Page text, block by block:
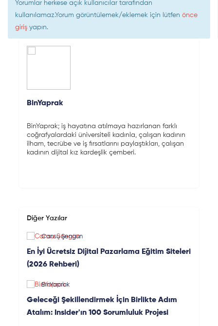
Yorumlar herkese açık kullanıcılar tarafından
kullanılamaz.Yorum görüntülemek/eklemek için lütfen önce
giriş yapın.
BinYaprak
BinYaprak; iş hayatına atılmaya hazırlanan farklı
coğrafyalardaki üniversiteli kadınla, çalışan kadının
ilham, tecrübe ve iş fırsatlarını paylaştıkları, çalışan
kadının dijital kız kardeşlik çemberi.
Diğer Yazılar
Cansu Şengün
En İyi Ücretsiz Dijital Pazarlama Eğitim Siteleri
(2026 Rehberi)
BinYaprak
Geleceği Şekillendirmek İçin Birlikte Adım
Atalım: Insider'ın 100 Sorumluluk Projesi